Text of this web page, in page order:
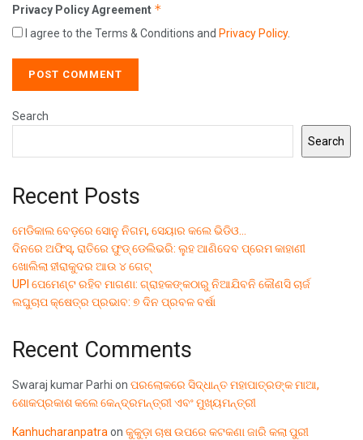
Privacy Policy Agreement *
I agree to the Terms & Conditions and Privacy Policy.
Search
Search
Recent Posts
ମେଡିକାଲ ବେଡ଼ରେ ସୋନୁ ନିଗମ, ସେୟାର କଲେ ଭିଡିଓ…
ଦିନରେ ଅଫିସ୍, ରାତିରେ ଫୁଡ୍ ଡେଲିଭରି: ଲୁହ ଆଣିଦେବ ପ୍ରେମ କାହାଣୀ
ଖୋଲିଲା ହୀରାକୁଦର ଆଉ ୪ ଗେଟ୍
UPI ପେମେଣ୍ଟ ରହିବ ମାଗଣା: ଗ୍ରାହକଙ୍କଠାରୁ ନିଆଯିବନି କୌଣସି ଚାର୍ଜ
ଲଘୁଚାପ କ୍ଷେତ୍ର ପ୍ରଭାବ: ୭ ଦିନ ପ୍ରବଳ ବର୍ଷା
Recent Comments
Swaraj kumar Parhi on ପରଲୋକରେ ସିଦ୍ଧାନ୍ତ ମହାପାତ୍ରଙ୍କ ମାଆ,
ଶୋକପ୍ରକାଶ କଲେ କେନ୍ଦ୍ରମନ୍ତ୍ରୀ ଏବଂ ମୁଖ୍ୟମନ୍ତ୍ରୀ
Kanhucharanpatra on କୁକୁଡ଼ା ଚାଷ ଉପରେ କଟକଣା ଜାରି କଲା ପୁରୀ